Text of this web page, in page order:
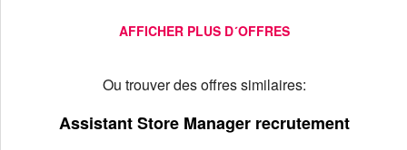
AFFICHER PLUS D´OFFRES
Ou trouver des offres similaires:
Assistant Store Manager recrutement